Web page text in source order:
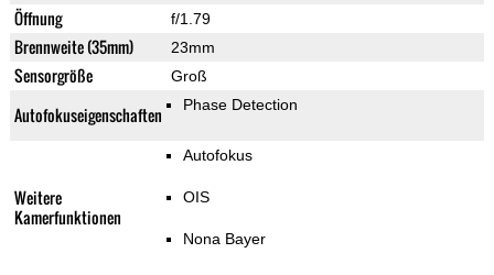
Öffnung
f/1.79
Brennweite (35mm) 23mm
Sensorgröße Groß
Autofokuseigenschaften Phase Detection
Weitere
Kamerfunktionen
Autofokus
OIS
Nona Bayer